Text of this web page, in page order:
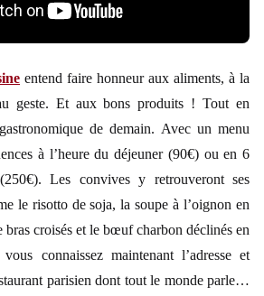
entend faire honneur aux aliments, à la
geste. Et aux bons produits ! Tout en
de demain. Avec un menu
à l’heure du déjeuner (90€) ou en 6
Les convives y retrouveront ses
le risotto de soja, la soupe à l’oignon en
croisés et le bœuf charbon déclinés en
connaissez maintenant l’adresse et
parisien dont tout le monde parle…